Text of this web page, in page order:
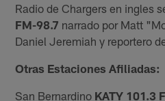
Radio de Chargers en ingles
FM-98.7 narrado por Matt
Daniel Jeremiah y reportero
Otras Estaciones Afiliadas:
San Bernardino KATY 101.3